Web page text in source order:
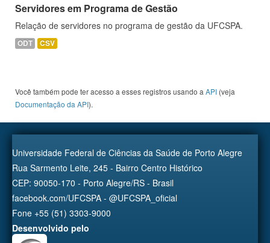
Servidores em Programa de Gestão
Relação de servidores no programa de gestão da UFCSPA.
ODT CSV
Você também pode ter acesso a esses registros usando a API (veja
Documentação da API).
Universidade Federal de Ciências da Saúde de Porto Alegre
Rua Sarmento Leite, 245 - Bairro Centro Histórico
CEP: 90050-170 - Porto Alegre/RS - Brasil
facebook.com/UFCSPA - @UFCSPA_oficial
Fone +55 (51) 3303-9000
Desenvolvido pelo